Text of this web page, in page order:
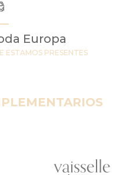
Europa
ESTAMOS PRESENTES